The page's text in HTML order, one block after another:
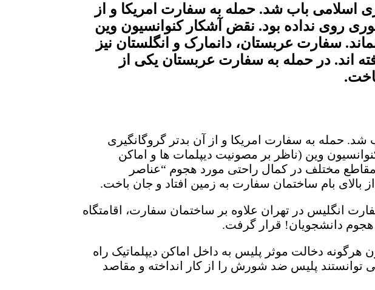
اسلامی باب شد. حمله به سفارت امریکا و از
کشور برای 444 روز هرگز در هیچ کشوری روی نداده بود. نقض آشکار کنوانسیون وین
سفارت عربستان، دانمارک و انگلستان نیز
اند. در حمله به سفارت عربستان یکی از
شد. حمله به سفارت امریکا و از آن بدتر گروگانگیری
نقض آشکار کنوانسیون وین (ناظر بر مصونیت دیپلمات ها و اماکن
مقاطع مختلف در کمال راحتی مورد هجوم “عناصر
بام ساختمان سفارت به زمین افتاد و جان باخت.
انگلیس در تهران علاوه بر ساختمان سفارت، اقامتگاه
هجوم دانشجویان! قرار گرفت.
دخالت موثر پلیس به داخل اماکن دیپلماتیک راه
توانستند پلیس ضد شورش را از کار انداخته و مقاصد